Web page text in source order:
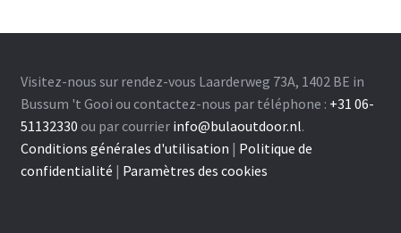
Visitez-nous sur rendez-vous Laarderweg 73A, 1402 BE in
Bussum 't Gooi ou contactez-nous par téléphone : +31 06-
51132330 ou par courrier info@bulaoutdoor.nl.
Conditions générales d'utilisation | Politique de
confidentialité | Paramètres des cookies